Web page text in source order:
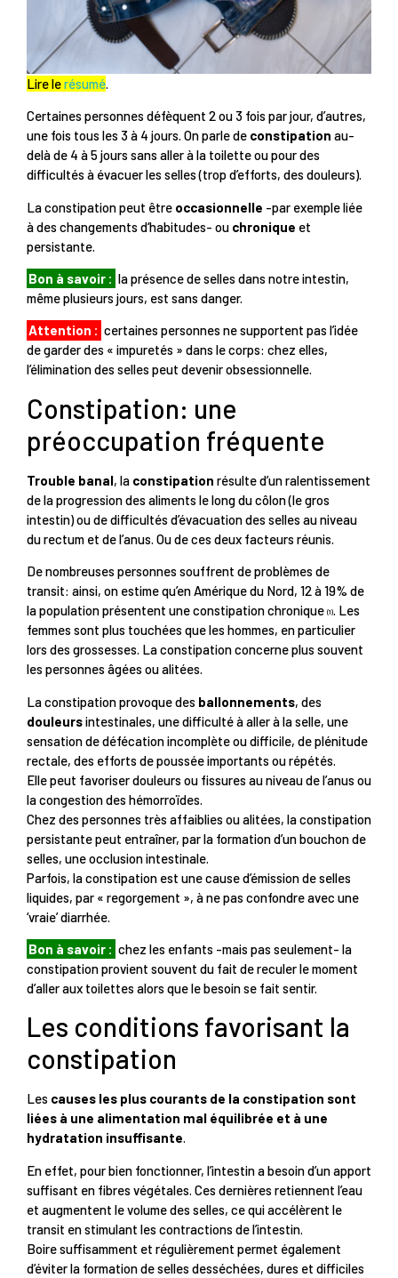
Lire lerésumé.
Certaines personnes défèquent 2 ou 3 fois par jour, d’autres,
une fois tous les 3 à 4 jours. On parle de constipation au-
delà de 4 à 5 jours sans aller à la toilette ou pour des
difficultés à évacuer les selles (trop d’efforts, des douleurs).
La constipation peut être occasionnelle -par exemple liée
à des changements d‘habitudes- ou chronique et
persistante.
Bon à savoir : la présence de selles dans notre intestin,
même plusieurs jours, est sans danger.
Attention : certaines personnes ne supportent pas l’idée
de garder des « impuretés » dans le corps: chez elles,
l’élimination des selles peut devenir obsessionnelle.
Constipation: une
préoccupation fréquente
Trouble banal, la constipation résulte d’un ralentissement
de la progression des aliments le long du côlon (le gros
intestin) ou de difficultés d’évacuation des selles au niveau
du rectum et de l’anus. Ou de ces deux facteurs réunis.
De nombreuses personnes souffrent de problèmes de
transit: ainsi, on estime qu’en Amérique du Nord, 12 à 19% de
la population présentent une constipation chronique (1). Les
femmes sont plus touchées que les hommes, en particulier
lors des grossesses. La constipation concerne plus souvent
les personnes âgées ou alitées.
La constipation provoque des ballonnements, des
douleursintestinales, une difficulté à aller à la selle, une
sensation de défécation incomplète ou difficile, de plénitude
rectale, des efforts de poussée importants ou répétés.
Elle peut favoriser douleurs ou fissures au niveau de l’anus ou
la congestion des hémorroïdes.
Chez des personnes très affaiblies ou alitées, la constipation
persistante peut entraîner, par la formation d’un bouchon de
selles, une occlusion intestinale.
Parfois, la constipation est une cause d’émission de selles
liquides, par « regorgement », à ne pas confondre avec une
‘vraie’ diarrhée.
Bon à savoir : chez les enfants -mais pas seulement- la
constipation provient souvent du fait de reculer le moment
d’aller aux toilettes alors que le besoin se fait sentir.
Les conditions favorisant la
constipation
Les causes les plus courants de la constipation sont
liées à une alimentation mal équilibrée et à une
hydratation insuffisante.
En effet, pour bien fonctionner, l’intestin a besoin d’un apport
suffisant en fibres végétales. Ces dernières retiennent l’eau
et augmentent le volume des selles, ce qui accélèrent le
transit en stimulant les contractions de l’intestin.
Boire suffisamment et régulièrement permet également
d’éviter la formation de selles desséchées, dures et difficiles